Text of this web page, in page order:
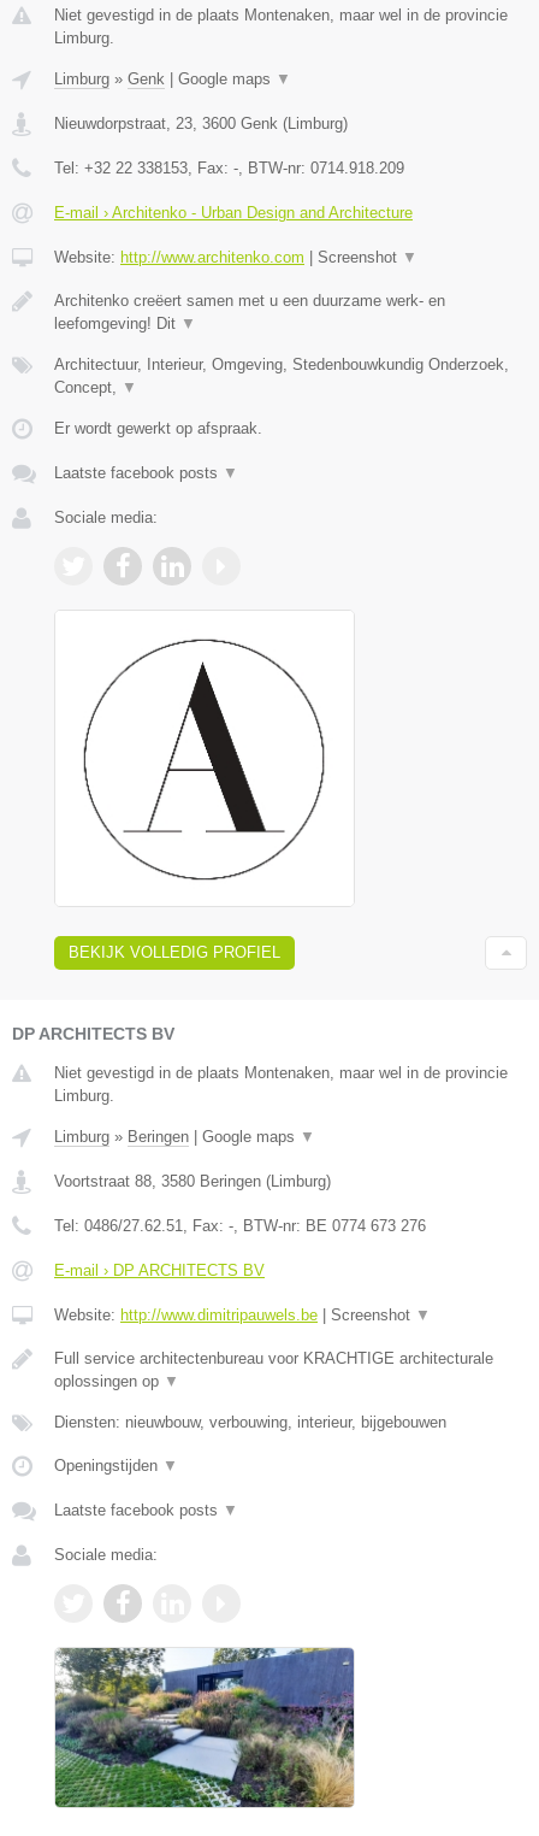
Niet gevestigd in de plaats Montenaken, maar wel in de provincie
Limburg.
Limburg » Genk Google maps ▼
Nieuwdorpstraat, 23, 3600 Genk (Limburg)
Tel: +32 22 338153, Fax: -, BTW-nr: 0714.918.209
E-mail › Architenko - Urban Design and Architecture
Website: http://www.architenko.com Screenshot ▼
Architenko creëert samen met u een duurzame werk- en
leefomgeving! Dit ▼
Architectuur, Interieur, Omgeving, Stedenbouwkundig Onderzoek,
Concept, ▼
Er wordt gewerkt op afspraak.
Laatste facebook posts ▼
Sociale media:
BEKIJK VOLLEDIG PROFIEL
DP ARCHITECTS BV
Niet gevestigd in de plaats Montenaken, maar wel in de provincie
Limburg.
Limburg » Beringen Google maps ▼
Voortstraat 88, 3580 Beringen (Limburg)
Tel: 0486/27.62.51, Fax: -, BTW-nr: BE 0774 673 276
E-mail › DP ARCHITECTS BV
Website: http://www.dimitripauwels.be Screenshot ▼
Full service architectenbureau voor KRACHTIGE architecturale
oplossingen op ▼
Diensten: nieuwbouw, verbouwing, interieur, bijgebouwen
Openingstijden ▼
Laatste facebook posts ▼
Sociale media: